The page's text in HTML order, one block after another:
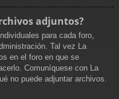
adjuntos?
para cada foro,
Tal vez La
en el foro en que se
Comuníquese con La
no puede adjuntar archivos.